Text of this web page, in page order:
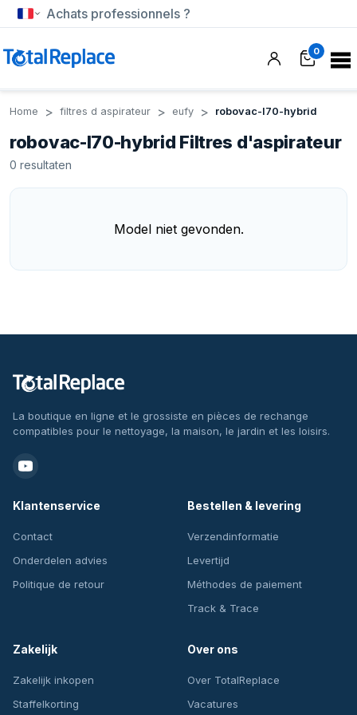
Achats professionnels ?
0
Home filtres d aspirateur eufy robovac-l70-hybrid
robovac-l70-hybrid Filtres d'aspirateur
0 resultaten
Model niet gevonden.
La boutique en ligne et le grossiste en pièces de rechange
compatibles pour le nettoyage, la maison, le jardin et les loisirs.
Klantenservice
Contact
Onderdelen advies
Politique de retour
Bestellen & levering
Verzendinformatie
Levertijd
Méthodes de paiement
Track & Trace
Zakelijk
Zakelijk inkopen
Staffelkorting
Over ons
Over TotalReplace
Vacatures